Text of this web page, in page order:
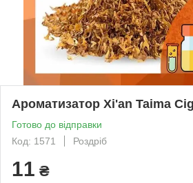
Ароматизатор Xi'an Taima
Готово до відправки
Код: 1571
Роздріб
11 ₴